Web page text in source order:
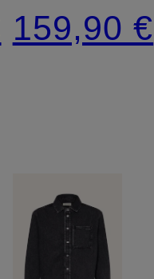
159,90 €